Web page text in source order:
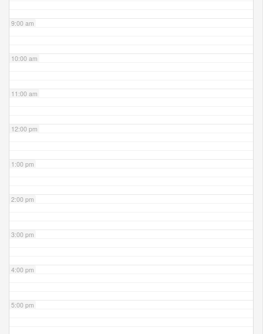
9:00 am
10:00 am
11:00 am
12:00 pm
1:00 pm
2:00 pm
3:00 pm
4:00 pm
5:00 pm